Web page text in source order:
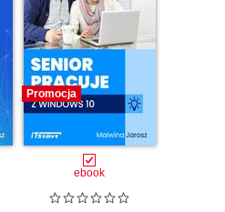
Promocja
ebook